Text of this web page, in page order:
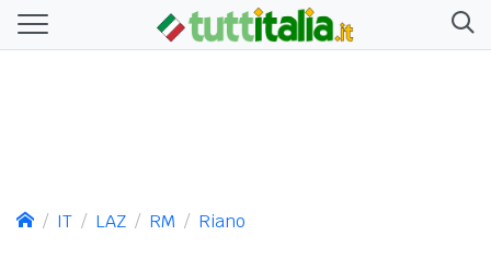
IT LAZ RM Riano